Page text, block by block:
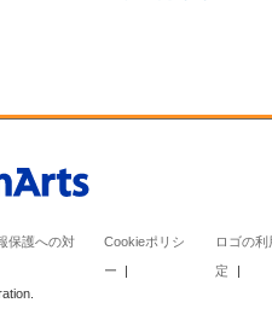
保護への対
Cookieポリシ
ー
ロゴの利
定